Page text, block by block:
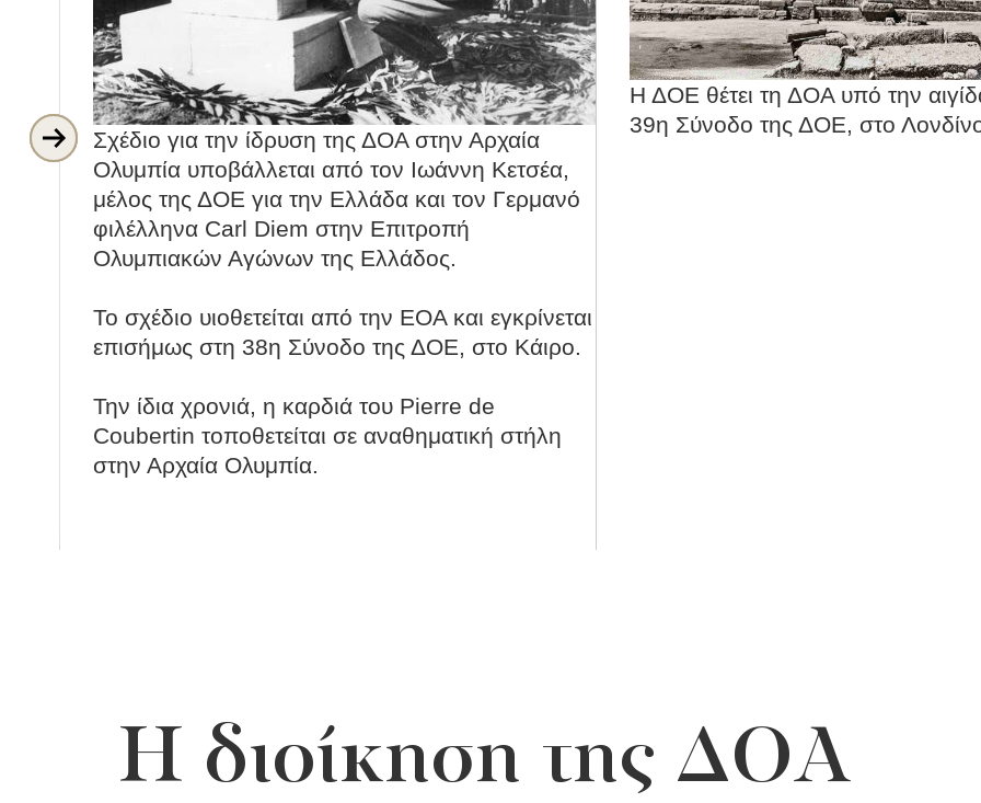
Σχέδιο για την ίδρυση της ΔΟΑ στην Αρχαία
Ολυμπία υποβάλλεται από τον Ιωάννη Κετσέα,
μέλος της ΔΟΕ για την Ελλάδα και τον Γερμανό
φιλέλληνα Carl Diem στην Επιτροπή
Ολυμπιακών Αγώνων της Ελλάδος.
Το σχέδιο υιοθετείται από την ΕΟΑ και εγκρίνεται
επισήμως στη 38η Σύνοδο της ΔΟΕ, στο Κάιρο.
Την ίδια χρονιά, η καρδιά του Pierre de
Coubertin τοποθετείται σε αναθηματική στήλη
στην Αρχαία Ολυμπία.
Η ΔΟΕ θέτει τη ΔΟΑ υπό την
39η Σύνοδο της ΔΟΕ, στο
Η διοίκηση της ΔΟΑ